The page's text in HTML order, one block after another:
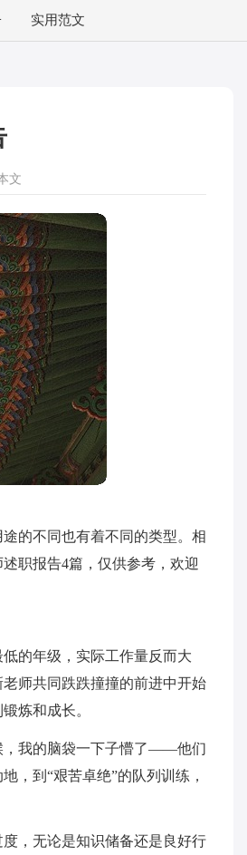
实用范文
文
的不同也有着不同的类型。相
职报告4篇，仅供参考，欢迎
的年级，实际工作量反而大
师共同跌跌撞撞的前进中开始
炼和成长。
，我的脑袋一下子懵了——他们
，到“艰苦卓绝”的队列训练，
，无论是知识储备还是良好行